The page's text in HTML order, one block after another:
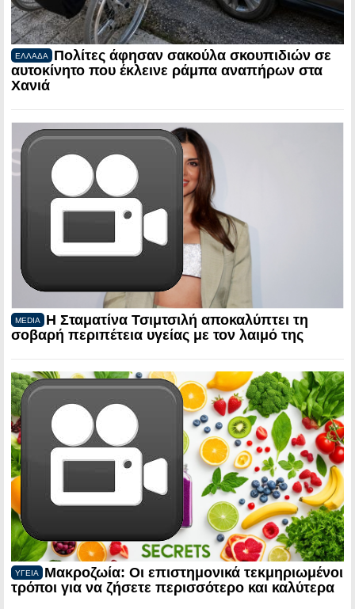
ΕΛΛΑΔΑ
Πολίτες άφησαν σακούλα σκουπιδιών σε
αυτοκίνητο που έκλεινε ράμπα αναπήρων στα
Χανιά
MEDIA
Η Σταματίνα Τσιμτσιλή αποκαλύπτει τη
σοβαρή περιπέτεια υγείας με τον λαιμό της
ΥΓΕΙΑ
Μακροζωία: Οι επιστημονικά τεκμηριωμένοι
τρόποι για να ζήσετε περισσότερο και καλύτερα